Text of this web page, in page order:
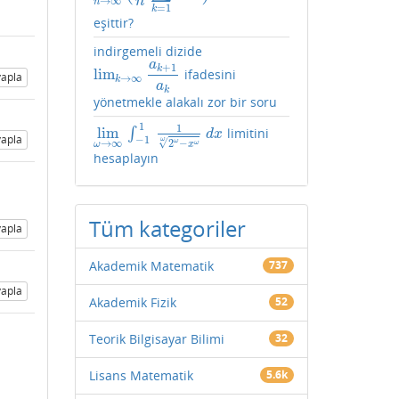
k=1
eşittir?
indirgemeli dizide
limk→∞
ak+1
ak
limk→∞a k+1ak ifadesini
yönetmekle alakalı zor bir soru
lim
ω→∞
∫ 1
−1
1
2ω −xω
√
ω dx
limω →∞∫− 1112ω−xωω dx
limitini
hesaplayın
Tüm kategoriler
Akademik Matematik 737
Akademik Fizik 52
Teorik Bilgisayar Bilimi 32
Lisans Matematik 5.6k